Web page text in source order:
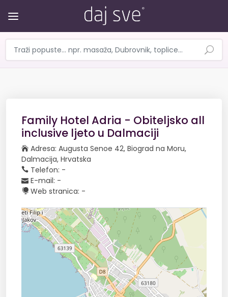
Family Hotel Adria - Obiteljsko all
inclusive ljeto u Dalmaciji
Adresa: Augusta Senoe 42, Biograd na Moru,
Dalmacija, Hrvatska
Telefon: -
E-mail: -
Web stranica: -